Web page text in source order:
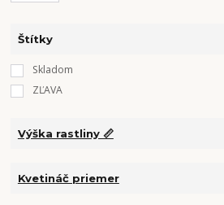
Štítky
Skladom
ZĽAVA
Výška rastliny 📏
Kvetináč priemer